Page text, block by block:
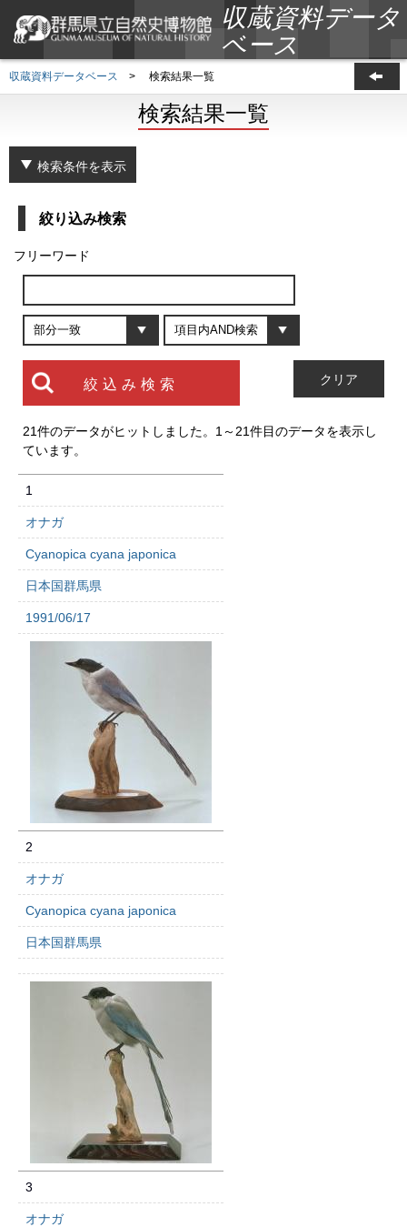
収蔵資料データ
ベース
収蔵資料データベース > 検索結果一覧
検索結果一覧
検索条件を表示
絞り込み検索
フリーワード
21件のデータがヒットしました。1～21件目のデータを表示し
ています。
1
オナガ
Cyanopica cyana japonica
日本国群馬県
1991/06/17
2
オナガ
Cyanopica cyana japonica
日本国群馬県
3
オナガ